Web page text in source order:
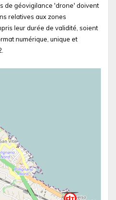
de géovigilance 'drone' doivent
relatives aux zones
leur durée de validité, soient
numérique, unique et